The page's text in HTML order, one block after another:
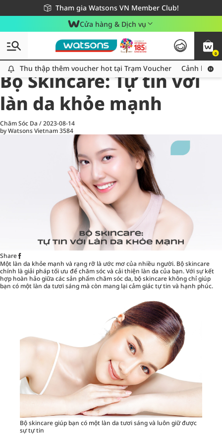
Tham gia Watsons VN Member Club!
Miễn phí giao hàng cho đơn hàng từ 249,000Đ
Giao hàng nhanh 24h - Áp dụng khu vực TP. Hồ Chí Minh
Cửa hàng & Dịch vụ
0
Thu thập thêm voucher hot tại Trạm Voucher
Thu thập thêm voucher hot tại Trạm Voucher Cảnh báo
All
Chăm Sóc Cá Nhân
Bộ Skincare: Tự tin với
làn da khỏe mạnh
Chăm Sóc Da /2023-08-14
by Watsons Vietnam3584
Share
Một làn da khỏe mạnh và rạng rỡ là ước mơ của nhiều người. Bộ skincare
chính là giải pháp tối ưu để chăm sóc và cải thiện làn da của bạn. Với sự kết
hợp hoàn hảo giữa các sản phẩm chăm sóc da, bộ skincare không chỉ giúp
bạn có một làn da tươi sáng mà còn mang lại cảm giác tự tin và hạnh phúc.
Bộ skincare giúp bạn có một làn da tươi sáng và luôn giữ được
sự tự tin